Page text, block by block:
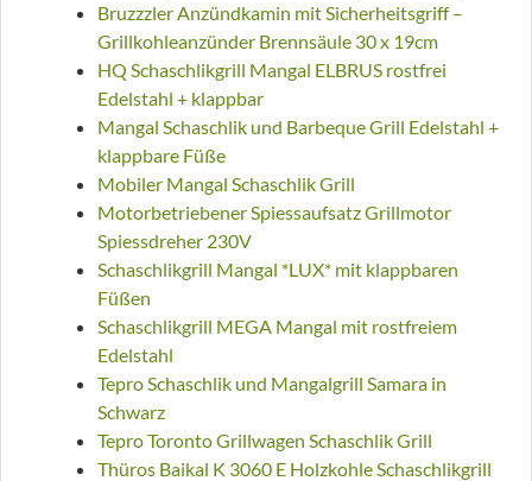
Bruzzzler Anzündkamin mit Sicherheitsgriff –
Grillkohleanzünder Brennsäule 30 x 19cm
HQ Schaschlikgrill Mangal ELBRUS rostfrei
Edelstahl + klappbar
Mangal Schaschlik und Barbeque Grill Edelstahl +
klappbare Füße
Mobiler Mangal Schaschlik Grill
Motorbetriebener Spiessaufsatz Grillmotor
Spiessdreher 230V
Schaschlikgrill Mangal *LUX* mit klappbaren
Füßen
Schaschlikgrill MEGA Mangal mit rostfreiem
Edelstahl
Tepro Schaschlik und Mangalgrill Samara in
Schwarz
Tepro Toronto Grillwagen Schaschlik Grill
Thüros Baikal K 3060 E Holzkohle Schaschlikgrill